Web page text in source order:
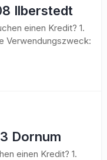
Ilberstedt
einen Kredit? 1.
Verwendungszweck:
Dornum
einen Kredit? 1.